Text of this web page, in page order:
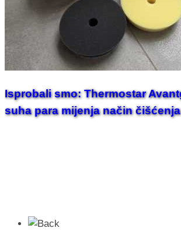
Isprobali smo: Thermostar
suha para mijenja način